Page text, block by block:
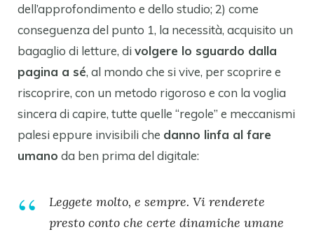
dell’approfondimento e dello studio; 2) come
conseguenza del punto 1, la necessità, acquisito un
bagaglio di letture, di volgere lo sguardo dalla
pagina a sé, al mondo che si vive, per scoprire e
riscoprire, con un metodo rigoroso e con la voglia
sincera di capire, tutte quelle “regole” e meccanismi
palesi eppure invisibili che danno linfa al fare
umano da ben prima del digitale:
Leggete molto, e sempre. Vi renderete
presto conto che certe dinamiche umane